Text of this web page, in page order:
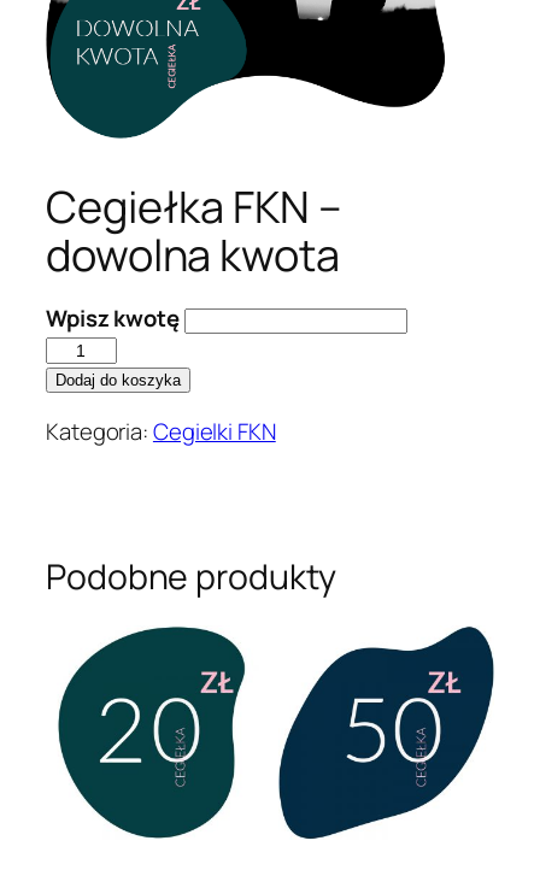
Cegiełka FKN –
dowolna kwota
Wpisz kwotę
ilość
Cegiełka
–
Dodaj do koszyka
Kategoria:Cegielki FKN
Podobne produkty